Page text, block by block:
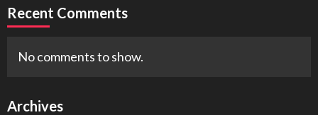
Recent Comments
No comments to show.
Archives